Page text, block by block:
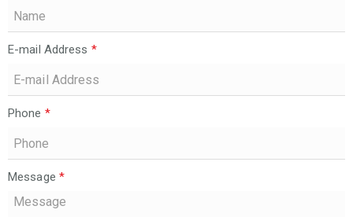
E-mail Address *
Phone *
Message *